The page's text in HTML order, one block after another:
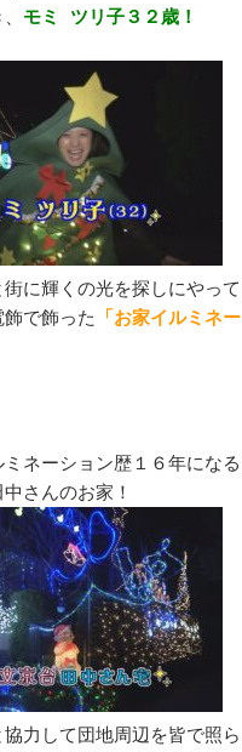
モミ ツリ子３２歳！
街に輝くの光を探しにやっ
で飾った
「お家イルミネ
ネーション歴１６年になる
力して団地周辺を皆で照